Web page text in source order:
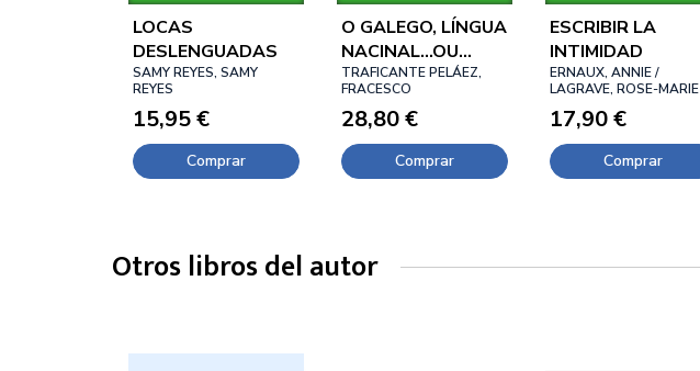
LOCAS
DESLENGUADAS
SAMY REYES, SAMY
REYES
15,95 €
Comprar
O GALEGO, LÍNGUA
NACINAL...OU
LINGUA
AUTONÓMICA?
TRAFICANTE PELÁEZ,
FRACESCO
28,80 €
Comprar
ESCRIBIR LA
INTIMIDAD
ERNAUX, ANNIE /
LAGRAVE, ROSE-MARIE
17,90 €
Comprar
Otros libros del autor